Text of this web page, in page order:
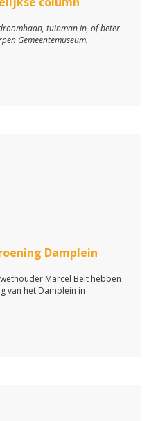
tuinman in, of beter
Gemeentemuseum.
Damplein
Marcel Belt hebben
van het Damplein in